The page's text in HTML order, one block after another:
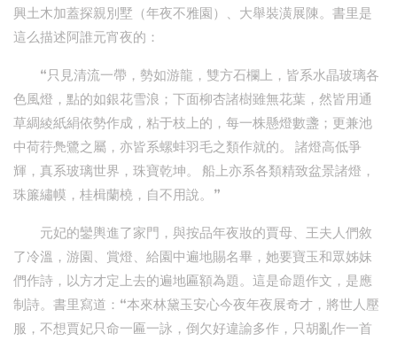
興土木加蓋探親別墅（年夜不雅園）、大舉裝潢展陳。書里是
這么描述阿誰元宵夜的：
“只見清流一帶，勢如游龍，雙方石欄上，皆系水晶玻璃各
色風燈，點的如銀花雪浪；下面柳杏諸樹雖無花葉，然皆用通
草綢綾紙絹依勢作成，粘于枝上的，每一株懸燈數盞；更兼池
中荷荇鳧鷺之屬，亦皆系螺蚌羽毛之類作就的。 諸燈高低爭
輝，真系玻璃世界，珠寶乾坤。 船上亦系各類精致盆景諸燈，
珠簾繡幙，桂楫蘭橈，自不用說。”
元妃的鑾輿進了家門，與按品年夜妝的賈母、王夫人們敘
了冷溫，游園、賞燈、給園中遍地賜名畢，她要寶玉和眾姊妹
們作詩，以方才定上去的遍地匾額為題。這是命題作文，是應
制詩。書里寫道：“本來林黛玉安心今夜年夜展奇才，將世人壓
服，不想賈妃只命一匾一詠，倒欠好違諭多作，只胡亂作一首